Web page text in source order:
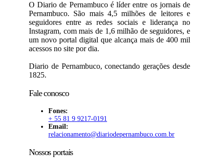
O Diario de Pernambuco é líder entre os jornais de
Pernambuco. São mais 4,5 milhões de leitores e
seguidores entre as redes sociais e liderança no
Instagram, com mais de 1,6 milhão de seguidores, e
um novo portal digital que alcança mais de 400 mil
acessos no site por dia.
Diario de Pernambuco, conectando gerações desde
1825.
Fale conosco
Fones:
+ 55 81 9 9217-0191
Email:
relacionamento@diariodepernambuco.com.br
Nossos portais